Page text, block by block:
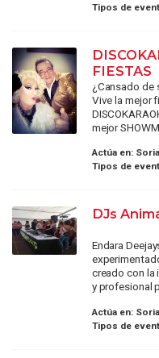
Tipos de
FIESTAS
¿Cansado de
Vive la mejor
mejor
Actúa en: Soria
Tipos de
DJs
Endara
creado con la
y profesional
Actúa en: Soria
Tipos de